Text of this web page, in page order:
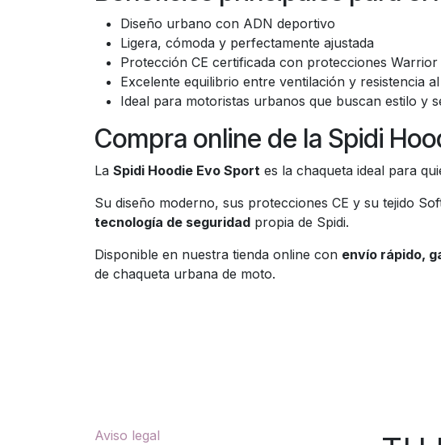
Diseño urbano con ADN deportivo
Ligera, cómoda y perfectamente ajustada
Protección CE certificada con protecciones Warrior
Excelente equilibrio entre ventilación y resistencia
Ideal para motoristas urbanos que buscan estilo y
Compra online de la Spidi
La Spidi Hoodie Evo Sport es la chaqueta ideal para
Su diseño moderno, sus protecciones CE y su tejido
tecnología de seguridad propia de Spidi.
Disponible en nuestra tienda online con envío rápido,
de chaqueta urbana de moto.
Aviso legal